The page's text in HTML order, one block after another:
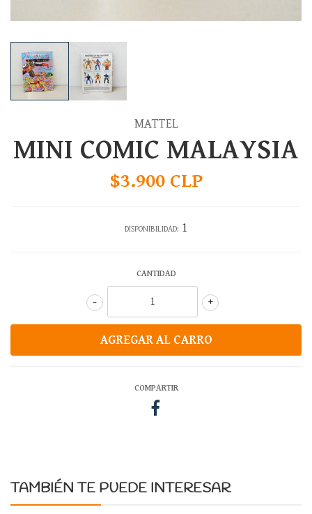
MATTEL
MINI COMIC MALAYSIA
$3.900 CLP
DISPONIBILIDAD: 1
CANTIDAD
+
-
COMPARTIR
TAMBIÉN TE PUEDE INTERESAR